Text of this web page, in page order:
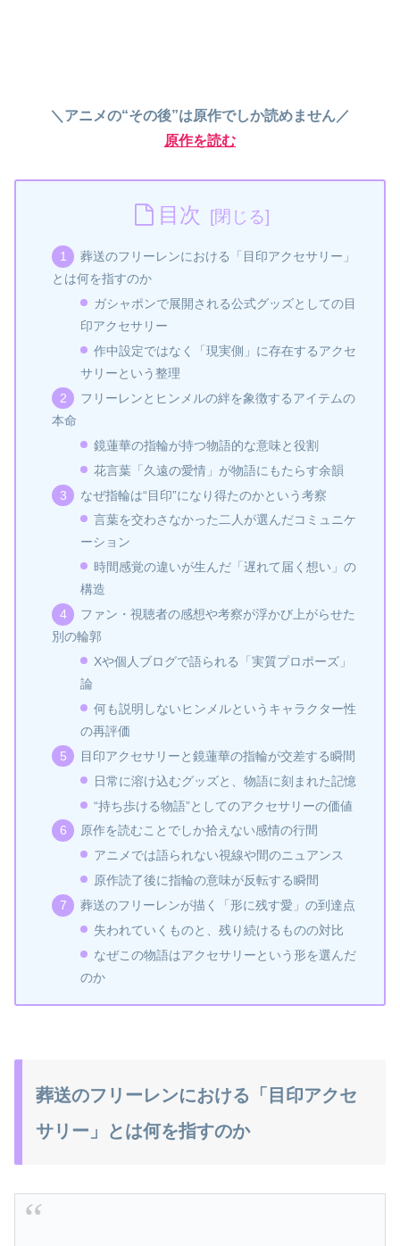
＼アニメの“その後”は原作でしか読めません／
原作を読む
目次
葬送のフリーレンにおける「目印アクセサリー」
とは何を指すのか
ガシャポンで展開される公式グッズとしての目
印アクセサリー
作中設定ではなく「現実側」に存在するアクセ
サリーという整理
フリーレンとヒンメルの絆を象徴するアイテムの
本命
鏡蓮華の指輪が持つ物語的な意味と役割
花言葉「久遠の愛情」が物語にもたらす余韻
なぜ指輪は“目印”になり得たのかという考察
言葉を交わさなかった二人が選んだコミュニケ
ーション
時間感覚の違いが生んだ「遅れて届く想い」の
構造
ファン・視聴者の感想や考察が浮かび上がらせた
別の輪郭
Xや個人ブログで語られる「実質プロポーズ」
論
何も説明しないヒンメルというキャラクター性
の再評価
目印アクセサリーと鏡蓮華の指輪が交差する瞬間
日常に溶け込むグッズと、物語に刻まれた記憶
“持ち歩ける物語”としてのアクセサリーの価値
原作を読むことでしか拾えない感情の行間
アニメでは語られない視線や間のニュアンス
原作読了後に指輪の意味が反転する瞬間
葬送のフリーレンが描く「形に残す愛」の到達点
失われていくものと、残り続けるものの対比
なぜこの物語はアクセサリーという形を選んだ
のか
葬送のフリーレンにおける「目印アクセ
サリー」とは何を指すのか